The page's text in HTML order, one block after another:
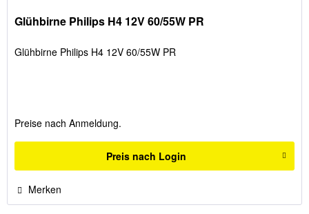
Glühbirne Philips H4 12V 60/55W PR
Glühbirne Philips H4 12V 60/55W PR
Preise nach Anmeldung.
Preis nach Login
Merken